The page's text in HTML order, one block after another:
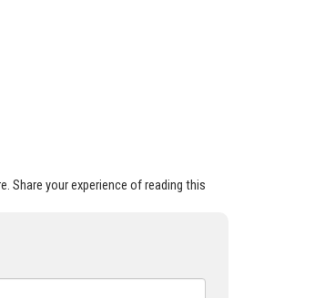
Share your experience of reading this